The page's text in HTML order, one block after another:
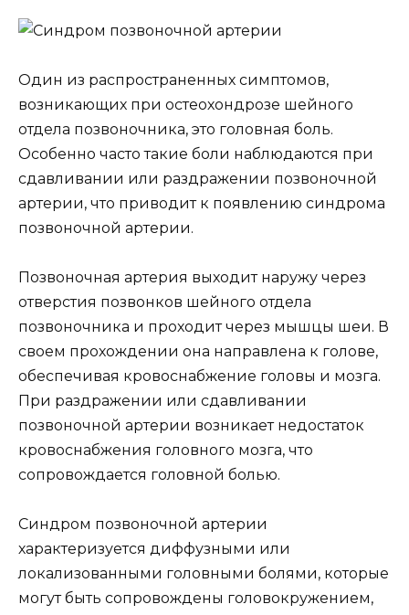
Один из распространенных симптомов,
возникающих при остеохондрозе шейного
отдела позвоночника, это головная боль.
Особенно часто такие боли наблюдаются при
сдавливании или раздражении позвоночной
артерии, что приводит к появлению синдрома
позвоночной артерии.
Позвоночная артерия выходит наружу через
отверстия позвонков шейного отдела
позвоночника и проходит через мышцы шеи. В
своем прохождении она направлена к голове,
обеспечивая кровоснабжение головы и мозга.
При раздражении или сдавливании
позвоночной артерии возникает недостаток
кровоснабжения головного мозга, что
сопровождается головной болью.
Синдром позвоночной артерии
характеризуется диффузными или
локализованными головными болями, которые
могут быть сопровождены головокружением,